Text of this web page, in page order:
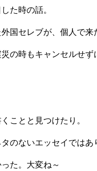
た時の話。
外国セレブが、個人で
災の時もキャンセルせ
ことと見つけたり。
のないエッセイではあ
た。大変ね～